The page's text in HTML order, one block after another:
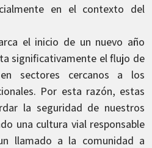
en el contexto del
el inicio de un nuevo año
significativamente el flujo de
sectores cercanos a los
Por esta razón, estas
la seguridad de nuestros
una cultura vial responsable
llamado a la comunidad a